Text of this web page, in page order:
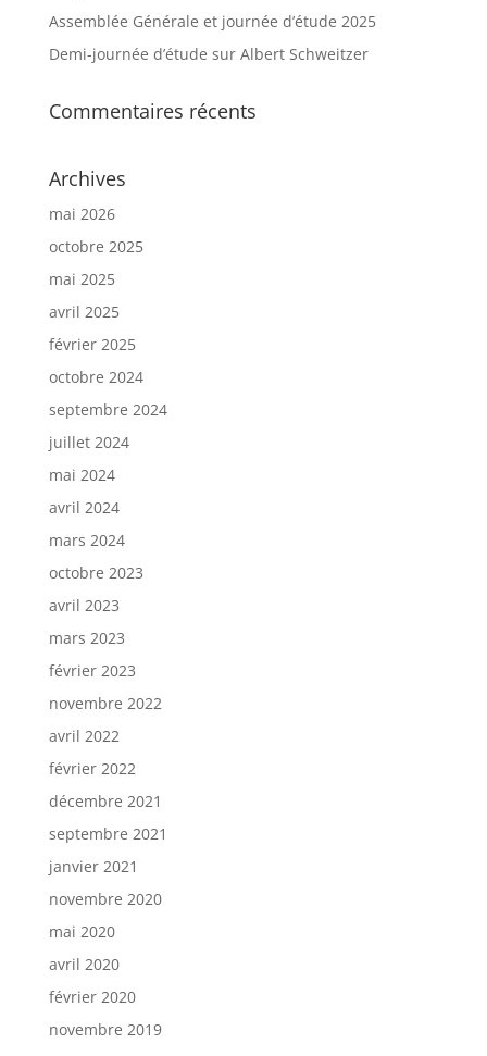
Assemblée Générale et journée d’étude 2025
Demi-journée d’étude sur Albert Schweitzer
Commentaires récents
Archives
mai 2026
octobre 2025
mai 2025
avril 2025
février 2025
octobre 2024
septembre 2024
juillet 2024
mai 2024
avril 2024
mars 2024
octobre 2023
avril 2023
mars 2023
février 2023
novembre 2022
avril 2022
février 2022
décembre 2021
septembre 2021
janvier 2021
novembre 2020
mai 2020
avril 2020
février 2020
novembre 2019